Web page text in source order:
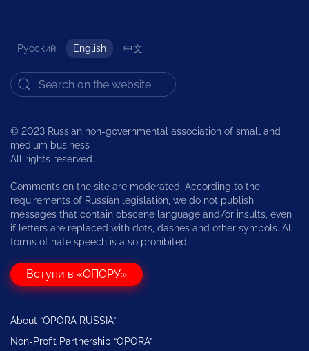
Русский English 中文
© 2023 Russian non-governmental association of small and
medium business
All rights reserved.
Comments on the site are moderated. According to the
requirements of Russian legislation, we do not publish
messages that contain obscene language and/or insults, even
if letters are replaced with dots, dashes and other symbols. All
forms of hate speech is also prohibited.
Вступи в «ОПОРУ»
About “OPORA RUSSIA”
Non-Profit Partnership “OPORA”